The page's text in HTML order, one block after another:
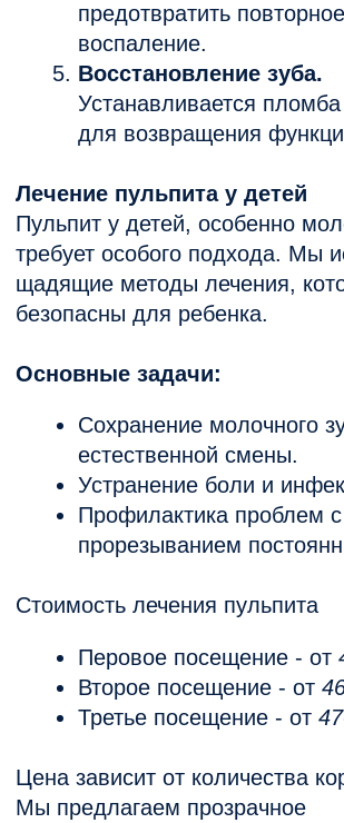
Записаться
Гоптарева Е. А.
терапевт, парадонтолог, ортопед
Индивидуальный подход.Каждое
лечение подбирается с учетом
особенностей пациента.
Ответы на частые вопросы
Можно ли лечить пульпит молочного
Да, это важно для сохранения места для
постоянных зубов и предотвращения
инфекции.
Сколько стоит лечение пульпита?
Цена зависит от сложности случая,
количества каналов и типа зуба. Мы
консультации.
Нужно ли лечить хронический пульпит?
Обязательно! Даже без боли воспаление
продолжает разрушать зуб, что может
привести к серьезным осложнениям.
Не откладывайте лечение пульпита! В
ваших зубов быстро, безопасно и
сегодня!
Красивая и здоровая улыбка — это легко
с нами!